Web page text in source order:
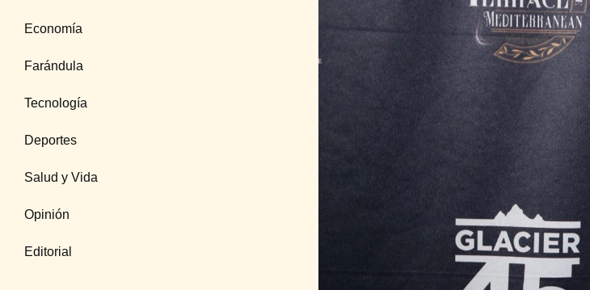
Economía
Farándula
Tecnología
Deportes
Salud y Vida
Opinión
Editorial